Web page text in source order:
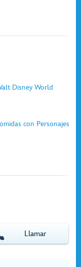
Disney World
con Personajes
Llamar